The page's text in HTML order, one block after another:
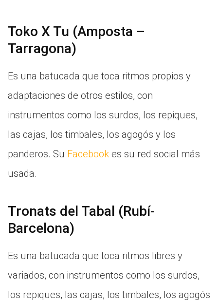
Toko X Tu (Amposta –
Tarragona)
Es una batucada que toca ritmos propios y
adaptaciones de otros estilos, con
instrumentos como los surdos, los repiques,
las cajas, los timbales, los agogós y los
panderos. Su Facebook es su red social más
usada.
Tronats del Tabal (Rubí-
Barcelona)
Es una batucada que toca ritmos libres y
variados, con instrumentos como los surdos,
los repiques, las cajas, los timbales, los agogós